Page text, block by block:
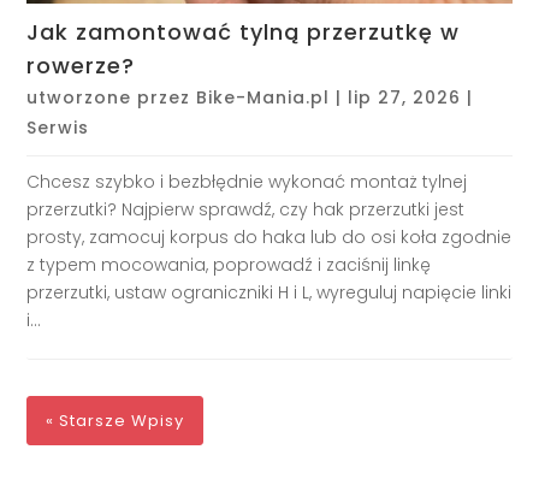
Jak zamontować tylną przerzutkę w
rowerze?
utworzone przez Bike-Mania.pl | lip 27, 2026 |
Serwis
Chcesz szybko i bezbłędnie wykonać montaż tylnej
przerzutki? Najpierw sprawdź, czy hak przerzutki jest
prosty, zamocuj korpus do haka lub do osi koła zgodnie
z typem mocowania, poprowadź i zaciśnij linkę
przerzutki, ustaw ograniczniki H i L, wyreguluj napięcie linki
i...
« Starsze Wpisy